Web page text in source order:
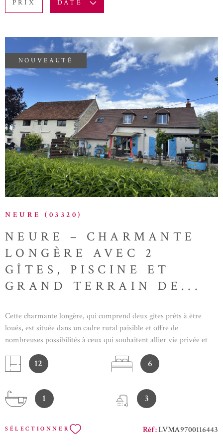
PRIX DATE
NEURE (03320)
NEURE – CHARMANTE
LONGÈRE AVEC 2
GÎTES, PISCINE ET
GRAND TERRAIN DE...
Cette charmante longère, qui comprend deux gîtes prêts à être
loués, est située dans un cadre rural paisible et offre de
nombreuses possibilités à ceux qui souhaitent allier vie privée et
activité de location. Vous entrez dans la pièce à vivre, qui
comprend une cuisine ouverte équipée d'un four électrique, de
plaques de cuisson à gaz et d'un branchement pour un lave-
vaisselle. Le coin repas dispose de portes-fenêtres donnant sur une
terrasse couverte à l'arrière de la maison. De là, l'espace se
prolonge vers le coin salon, doté d'un poêle à bois et d'une
climatisation avec fonction chauffage. De là aussi, des portes-
fenêtres donnent accès au jardin arrière. À gauche de la cuisine se
12 6
1 3
SÉLECTIONNER Réf :LVMA9700116443
NOUVEAUTÉ
VOIR LE BIEN
Pièces
PIÈCES
RÉFÉRENCE
CRITÈRES SUPPLÉMENTAIRES
Piscine
Parking
Terrasse
RECHERCHER